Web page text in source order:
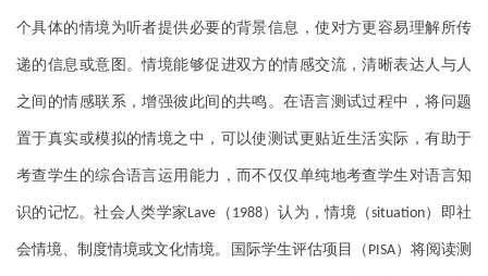
个具体的情境为听者提供必要的背景信息，使对方更容易理解所传
递的信息或意图。情境能够促进双方的情感交流，清晰表达人与人
之间的情感联系，增强彼此间的共鸣。在语言测试过程中，将问题
置于真实或模拟的情境之中，可以使测试更贴近生活实际，有助于
考查学生的综合语言运用能力，而不仅仅单纯地考查学生对语言知
识的记忆。社会人类学家Lave （ 1988）认为，情境（situation）即社
会情境、制度情境或文化情境。国际学生评估项目（ PISA）将阅读测